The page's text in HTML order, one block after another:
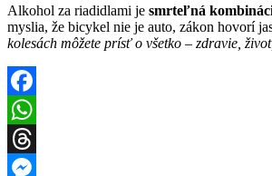
Alkohol za riadidlami je smrteľná
myslia, že bicykel nie je auto, zákon hovorí
kolesách môžete prísť o všetko – zdravie,
Facebook
WhatsApp
Threads